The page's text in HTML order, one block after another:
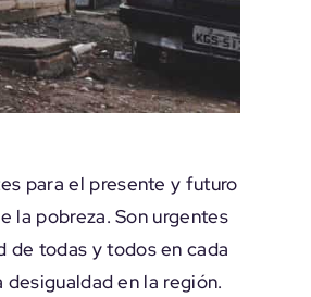
para el presente y futuro
la pobreza. Son urgentes
de todas y todos en cada
en la región.